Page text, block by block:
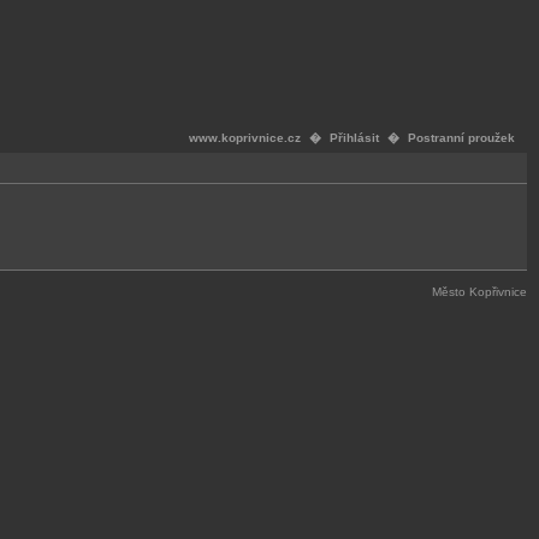
www.koprivnice.cz � Přihlásit � Postranní proužek
Město Kopřivnice